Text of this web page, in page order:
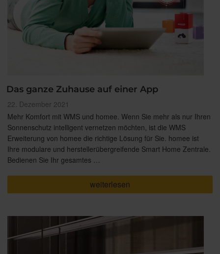
Das ganze Zuhause auf einer App
Veröffentlicht
am
22. Dezember 2021
Mehr Komfort mit WMS und homee. Wenn Sie mehr als nur Ihren
Sonnenschutz intelligent vernetzen möchten, ist die WMS
Erweiterung von homee die richtige Lösung für Sie. homee ist
Ihre modulare und herstellerübergreifende Smart Home Zentrale.
Bedienen Sie Ihr gesamtes …
„Das
ganze
einer
App“
weiterlesen